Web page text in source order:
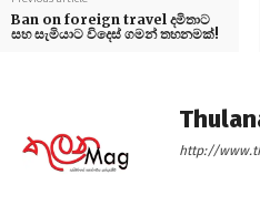
Ban on foreign travel දමිතාට
සහ සැමියාට විදෙස් ගමන් තහනමක්!
http://